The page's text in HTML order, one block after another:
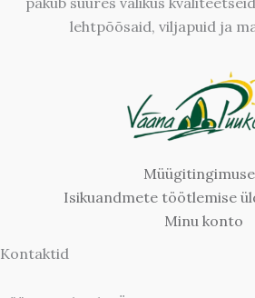
lehtpõõsaid, viljapuid ja
Isikuandmete töötlemise
Minu konto
Kontaktid